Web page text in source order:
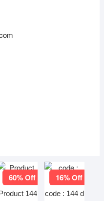
60% Off
Product 144
16% Off
code : 144 d